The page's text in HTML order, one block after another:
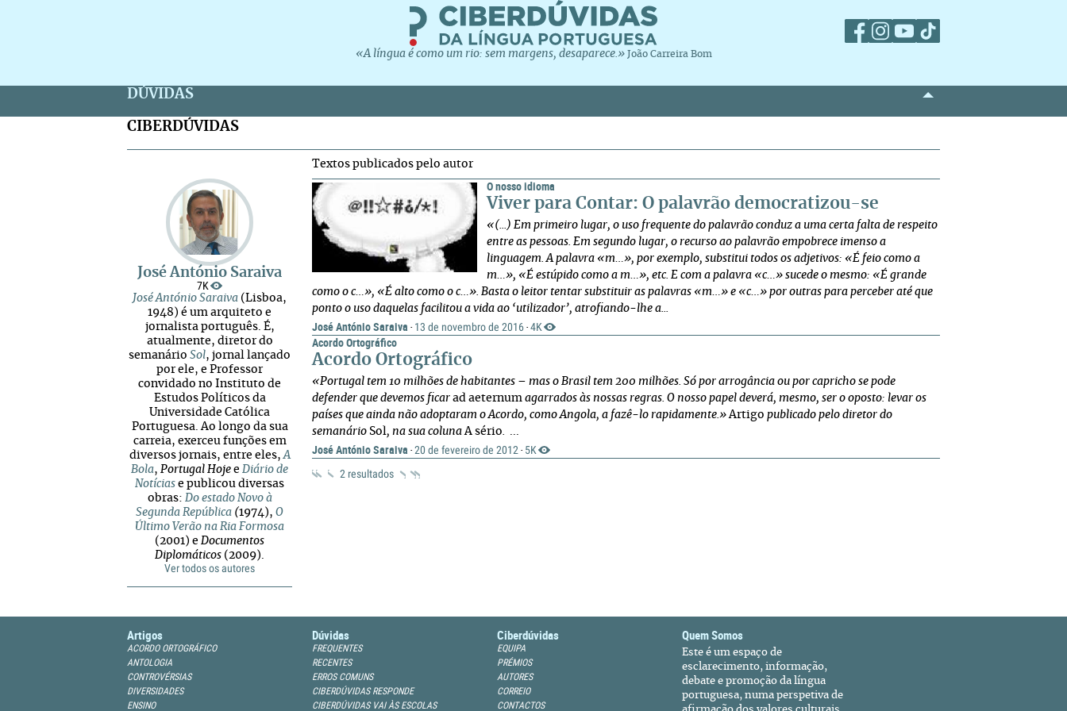
«A língua é como um rio: sem margens, desaparece.» João Carreira Bom
DÚVIDAS
CIBERDÚVIDAS
José António Saraiva
7K
José António Saraiva (Lisboa,
1948) é um arquiteto e
jornalista português. É,
atualmente, diretor do
semanário Sol, jornal lançado
por ele, e Professor
convidado no Instituto de
Estudos Políticos da
Universidade Católica
Portuguesa. Ao longo da sua
carreia, exerceu funções em
diversos jornais, entre eles,A
Bola, Portugal Hoje e Diário de
Notícias e publicou diversas
obras: Do estado Novo à
Segunda República (1974), O
Último Verão na Ria Formosa
(2001) e Documentos
Diplomáticos (2009).
Ver todos os autores
Textos publicados pelo autor
O nosso idioma
Viver para Contar: O palavrão democratizou-se
«(...) Em primeiro lugar, o uso frequente do palavrão conduz a uma certa falta de respeito
entre as pessoas. Em segundo lugar, o recurso ao palavrão empobrece imenso a
linguagem. A palavra «m…», por exemplo, substitui todos os adjetivos: «É feio como a
m…», «É estúpido como a m…», etc. E com a palavra «c…» sucede o mesmo: «É grande
como o c…», «É alto como o c…». Basta o leitor tentar substituir as palavras «m…» e «c…» por outras para perceber até que
ponto o uso daquelas facilitou a vida ao ‘utilizador’, atrofiando-lhe a...
José António Saraiva · 13 de novembro de 2016 · 4K
Acordo Ortográfico
Acordo Ortográfico
«Portugal tem 10 milhões de habitantes – mas o Brasil tem 200 milhões. Só por arrogância ou por capricho se pode
defender que devemos ficar ad aeternum agarrados às nossas regras. O nosso papel deverá, mesmo, ser o oposto: levar os
países que ainda não adoptaram o Acordo, como Angola, a fazê-lo rapidamente.»Artigo publicado pelo diretor do
semanário Sol, na sua colunaA sério. ...
José António Saraiva · 20 de fevereiro de 2012 · 5K
2 resultados
Artigos
ACORDO ORTOGRÁFICO
ANTOLOGIA
CONTROVÉRSIAS
DIVERSIDADES
ENSINO
Dúvidas
FREQUENTES
RECENTES
ERROS COMUNS
CIBERDÚVIDAS RESPONDE
CIBERDÚVIDAS VAI ÀS ESCOLAS
Ciberdúvidas
EQUIPA
PRÉMIOS
AUTORES
CORREIO
CONTACTOS
Quem Somos
Este é um espaço de
esclarecimento, informação,
debate e promoção da língua
portuguesa, numa perspetiva de